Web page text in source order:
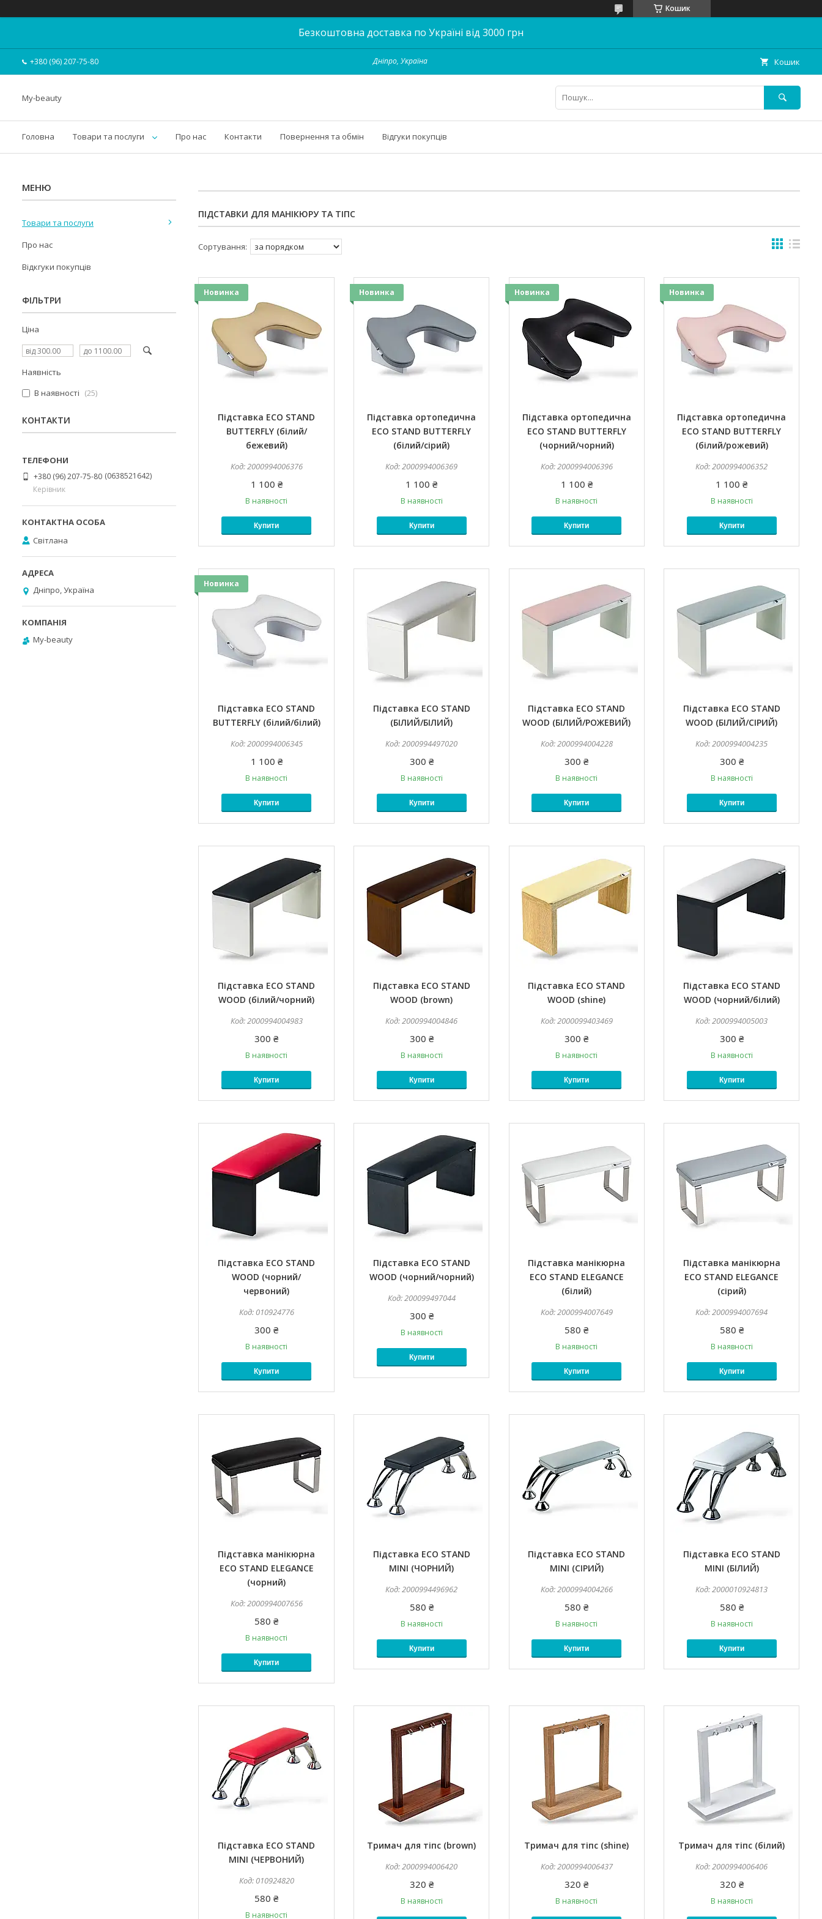
Кошик
Безкоштовна доставка по Україні від 3000 грн
+380 (96) 207-75-80 Дніпро, Україна Кошик
My-beauty
Головна Товари та послуги Про нас Контакти Повернення та обмін Відгуки покупців
ПІДСТАВКИ ДЛЯ МАНІКЮРУ ТА ТІПС
Новинка
Підставка ECO STAND
BUTTERFLY (білий/
бежевий)
2000994006376
1 100 ₴
В наявності
Купити
Новинка
Підставка ортопедична
ECO STAND BUTTERFLY
(білий/сірий)
2000994006369
1 100 ₴
В наявності
Купити
Новинка
Підставка ортопедична
ECO STAND BUTTERFLY
(чорний/чорний)
2000994006396
1 100 ₴
В наявності
Купити
Новинка
Підставка ортопедична
ECO STAND BUTTERFLY
(білий/рожевий)
2000994006352
1 100 ₴
В наявності
Купити
Новинка
Підставка ECO STAND
BUTTERFLY (білий/білий)
2000994006345
1 100 ₴
В наявності
Купити
Підставка ECO STAND
(БІЛИЙ/БІЛИЙ)
2000994497020
300 ₴
В наявності
Купити
Підставка ECO STAND
WOOD (БІЛИЙ/РОЖЕВИЙ)
2000994004228
300 ₴
В наявності
Купити
Підставка ECO STAND
WOOD (БІЛИЙ/СІРИЙ)
2000994004235
300 ₴
В наявності
Купити
Підставка ECO STAND
WOOD (білий/чорний)
2000994004983
300 ₴
В наявності
Купити
Підставка ECO STAND
WOOD (brown)
2000994004846
300 ₴
В наявності
Купити
Підставка ECO STAND
WOOD (shine)
2000099403469
300 ₴
В наявності
Купити
Підставка ECO STAND
WOOD (чорний/білий)
2000994005003
300 ₴
В наявності
Купити
Підставка ECO STAND
WOOD (чорний/
червоний)
010924776
300 ₴
В наявності
Купити
Підставка ECO STAND
WOOD (чорний/чорний)
200099497044
300 ₴
В наявності
Купити
Підставка манікюрна
ECO STAND ELEGANCE
(білий)
2000994007649
580 ₴
В наявності
Купити
Підставка манікюрна
ECO STAND ELEGANCE
(сірий)
2000994007694
580 ₴
В наявності
Купити
Підставка манікюрна
ECO STAND ELEGANCE
(чорний)
2000994007656
580 ₴
В наявності
Купити
Підставка ECO STAND
MINI (ЧОРНИЙ)
2000994496962
580 ₴
В наявності
Купити
Підставка ECO STAND
MINI (СІРИЙ)
2000994004266
580 ₴
В наявності
Купити
Підставка ECO STAND
MINI (БІЛИЙ)
2000010924813
580 ₴
В наявності
Купити
Підставка ECO STAND
MINI (ЧЕРВОНИЙ)
010924820
580 ₴
В наявності
Тримач для тіпс (brown)
2000994006420
320 ₴
В наявності
Тримач для тіпс (shine)
2000994006437
320 ₴
В наявності
Тримач для тіпс (білий)
2000994006406
320 ₴
В наявності
Товари та послуги
Про нас
Відкгуки покупців
ФІЛЬТРИ
Ціна
Наявність
В наявності
25
КОНТАКТИ
+380 (96) 207-75-80 0638521642
Керівник
Світлана
Дніпро, Україна
My-beauty